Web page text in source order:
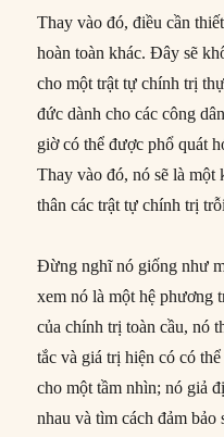
Thay vào đó, điều cần
hoàn toàn khác. Đây sẽ
cho một trật tự chính trị
đức dành cho các công
giờ có thể được phổ quát
Thay vào đó, nó sẽ là một
thân các trật tự chính trị
Đừng nghĩ nó giống như
xem nó là một hệ phương
của chính trị toàn cầu, nó
tắc và giá trị hiện có có
cho một tầm nhìn; nó giả
nhau và tìm cách đảm